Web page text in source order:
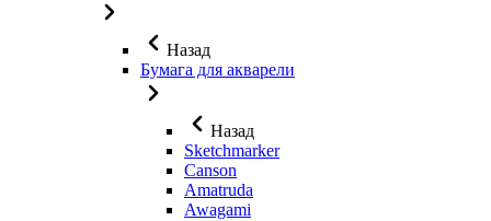
Назад
Бумага для акварели
Назад
Sketchmarker
Canson
Amatruda
Awagami